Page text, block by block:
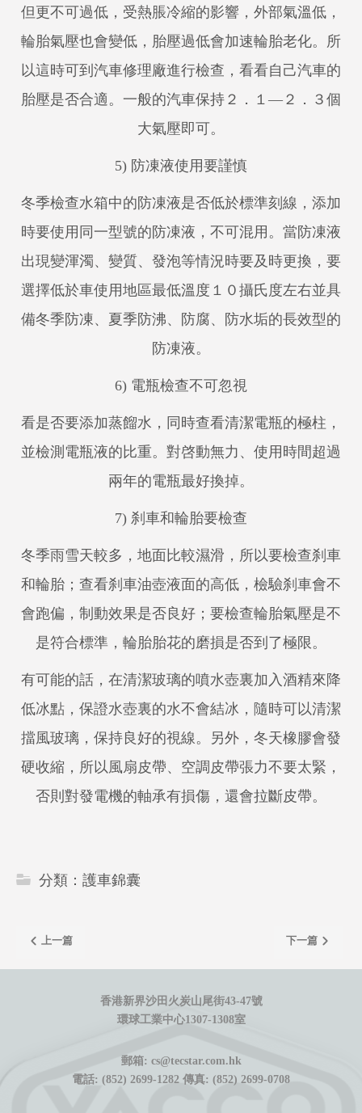
但更不可過低，受熱脹冷縮的影響，外部氣溫低，
輪胎氣壓也會變低，胎壓過低會加速輪胎老化。所
以這時可到汽車修理廠進行檢查，看看自己汽車的
胎壓是否合適。一般的汽車保持２．１—２．３個
大氣壓即可。
5) 防凍液使用要謹慎
冬季檢查水箱中的防凍液是否低於標準刻線，添加
時要使用同一型號的防凍液，不可混用。當防凍液
出現變渾濁、變質、發泡等情況時要及時更換，要
選擇低於車使用地區最低溫度１０攝氏度左右並具
備冬季防凍、夏季防沸、防腐、防水垢的長效型的
防凍液。
6) 電瓶檢查不可忽視
看是否要添加蒸餾水，同時查看清潔電瓶的極柱，
並檢測電瓶液的比重。對啓動無力、使用時間超過
兩年的電瓶最好換掉。
7) 刹車和輪胎要檢查
冬季雨雪天較多，地面比較濕滑，所以要檢查刹車
和輪胎；查看刹車油壺液面的高低，檢驗刹車會不
會跑偏，制動效果是否良好；要檢查輪胎氣壓是不
是符合標準，輪胎胎花的磨損是否到了極限。
有可能的話，在清潔玻璃的噴水壺裏加入酒精來降
低冰點，保證水壺裏的水不會結冰，隨時可以清潔
擋風玻璃，保持良好的視線。另外，冬天橡膠會發
硬收縮，所以風扇皮帶、空調皮帶張力不要太緊，
否則對發電機的軸承有損傷，還會拉斷皮帶。
分類： 護車錦囊
上一篇 下一篇
香港新界沙田火炭山尾街43-47號
環球工業中心1307-1308室
郵箱: cs@tecstar.com.hk
電話: (852) 2699-1282 傳真: (852) 2699-0708